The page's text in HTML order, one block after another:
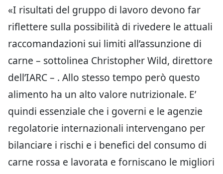
«I risultati del gruppo di lavoro devono far
riflettere sulla possibilità di rivedere le attuali
raccomandazioni sui limiti all’assunzione di
carne – sottolinea Christopher Wild, direttore
dell’IARC – . Allo stesso tempo però questo
alimento ha un alto valore nutrizionale. E’
quindi essenziale che i governi e le agenzie
regolatorie internazionali intervengano per
bilanciare i rischi e i benefici del consumo di
carne rossa e lavorata e forniscano le migliori